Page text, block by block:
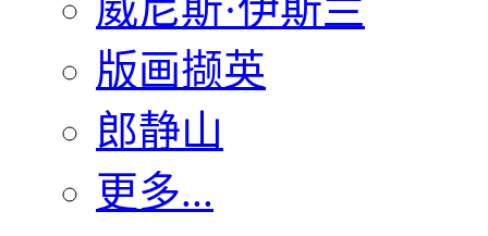
版画撷英
郎静山
更多...